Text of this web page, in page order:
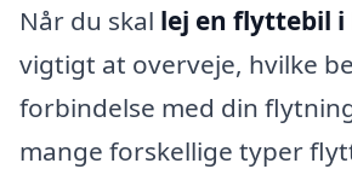
Når du skal lej en flyttebil i
vigtigt at overveje, hvilke
forbindelse med din
mange forskellige typer